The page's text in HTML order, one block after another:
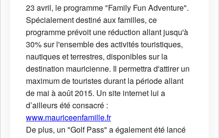
23 avril, le programme "Family Fun Adventure".
Spécialement destiné aux familles, ce
programme prévoit une réduction allant jusqu'à
30% sur l'ensemble des activités touristiques,
nautiques et terrestres, disponibles sur la
destination mauricienne. Il permettra d'attirer un
maximum de touristes durant la période allant
de mai à août 2015. Un site internet lui a
d’ailleurs été consacré :
www.mauriceenfamille.fr
De plus, un "Golf Pass" a également été lancé